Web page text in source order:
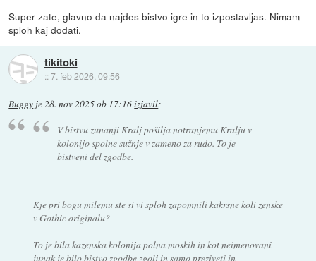
Super zate, glavno da najdes bistvo igre in to izpostavljas. Nimam
sploh kaj dodati.
tikitoki
::7. feb 2026, 09:56
Buggy je28. nov 2025 ob 17:16izjavil:
V bistvu zunanji Kralj pošilja notranjemu Kralju v
kolonijo spolne sužnje v zameno za rudo. To je
bistveni del zgodbe.
Kje pri bogu milemu ste si vi sploh zapomnili kakrsne koli zenske
v Gothic originalu?
To je bila kazenska kolonija polna moskih in kot neimenovani
junak je bilo bistvo zgodbe zgolj in samo preziveti in